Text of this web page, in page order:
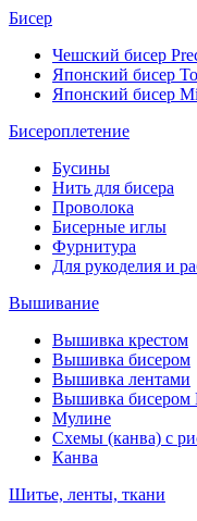
Бисер
Чешский бисер
Японский бисер
Японский бисер
Бисероплетение
Бусины
Нить для бисера
Проволока
Бисерные иглы
Фурнитура
Для рукоделия и
Вышивание
Вышивка крестом
Вышивка бисером
Вышивка лентами
Вышивка бисером
Мулине
Схемы (канва) с
Канва
Шитье, ленты, ткани